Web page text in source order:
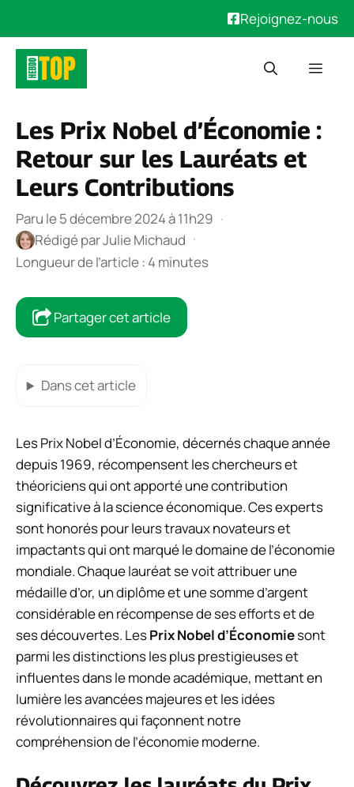
Rejoignez-nous
Aller
contenu
Les Prix Nobel d’Économie :
Retour sur les Lauréats et
Leurs Contributions
Paru le 5 décembre 2024 à 11h29 ·
Rédigé parJulie Michaud ·
Longueur de l’article : 4 minutes
Partager cet article
Dans cet article
Les Prix Nobel d’Économie, décernés chaque année
depuis 1969, récompensent les chercheurs et
théoriciens qui ont apporté une contribution
significative à la science économique. Ces experts
sont honorés pour leurs travaux novateurs et
impactants qui ont marqué le domaine de l’économie
mondiale. Chaque lauréat se voit attribuer une
médaille d’or, un diplôme et une somme d’argent
considérable en récompense de ses efforts et de
ses découvertes. LesPrix Nobel d’Économiesont
parmi les distinctions les plus prestigieuses et
influentes dans le monde académique, mettant en
lumière les avancées majeures et les idées
révolutionnaires qui façonnent notre
compréhension de l’économie moderne.